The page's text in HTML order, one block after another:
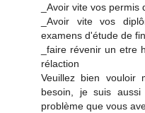
_Avoir vite vos
_Avoir vite vos
examens d'étude de
_faire révenir un etre
rélaction
Veuillez bien vouloir
besoin, je suis
problème que vous